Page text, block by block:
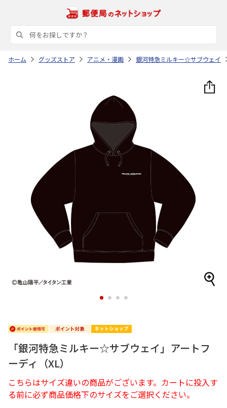
ホーム グッズストア アニメ・漫画 銀河特急ミルキー☆サブウェイ
1 2 3 4
「銀河特急ミルキー☆サブウェイ」アートフ
ーディ（XL）
こちらはサイズ違いの商品がございます。カートに投入す
る前に必ず商品価格下のサイズをご選択ください。